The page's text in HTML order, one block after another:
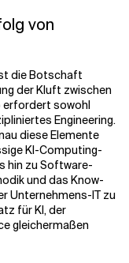
von
die Botschaft
der Kluft zwischen
erfordert sowohl
Engineering.
diese Elemente
KI-Computing-
hin zu Software-
und das Know-
Unternehmens-IT zu
für KI, der
gleichermaßen